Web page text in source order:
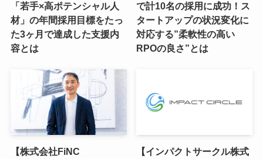
「若手×高ポテンシャル人
材」の年間採用目標をたっ
た3ヶ月で達成した支援内
容とは
で計10名の採用に成功！ス
タートアップの状況変化に
対応する”柔軟性の高い
RPOの良さ”とは
【株式会社FiNC
【インパクトサークル株式